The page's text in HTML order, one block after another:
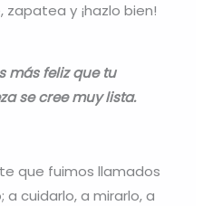
y ¡hazlo bien!
más feliz que tu
se cree muy lista.
que fuimos llamados
a cuidarlo, a mirarlo, a